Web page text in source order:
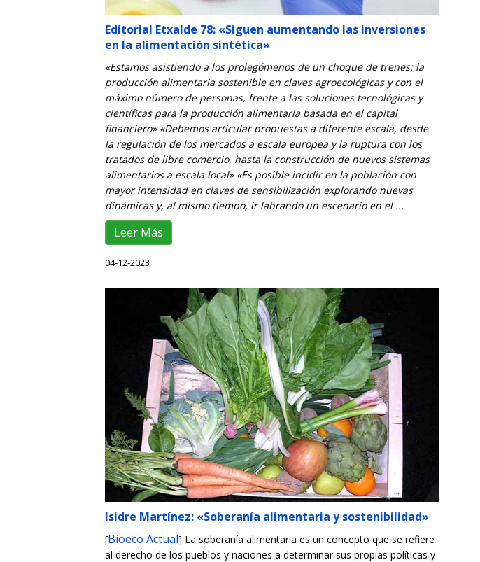
Editorial Etxalde 78: «Siguen aumentando las inversiones
en la alimentación sintética»
«Estamos asistiendo a los prolegómenos de un choque de trenes: la
producción alimentaria sostenible en claves agroecológicas y con el
máximo número de personas, frente a las soluciones tecnológicas y
científicas para la producción alimentaria basada en el capital
financiero» «Debemos articular propuestas a diferente escala, desde
la regulación de los mercados a escala europea y la ruptura con los
tratados de libre comercio, hasta la construcción de nuevos sistemas
alimentarios a escala local» «Es posible incidir en la población con
mayor intensidad en claves de sensibilización explorando nuevas
dinámicas y, al mismo tiempo, ir labrando un escenario en el ...
Leer Más
04-12-2023
Isidre Martínez: «Soberanía alimentaria y sostenibilidad»
[Bioeco Actual] La soberanía alimentaria es un concepto que se refiere
al derecho de los pueblos y naciones a determinar sus propias políticas y